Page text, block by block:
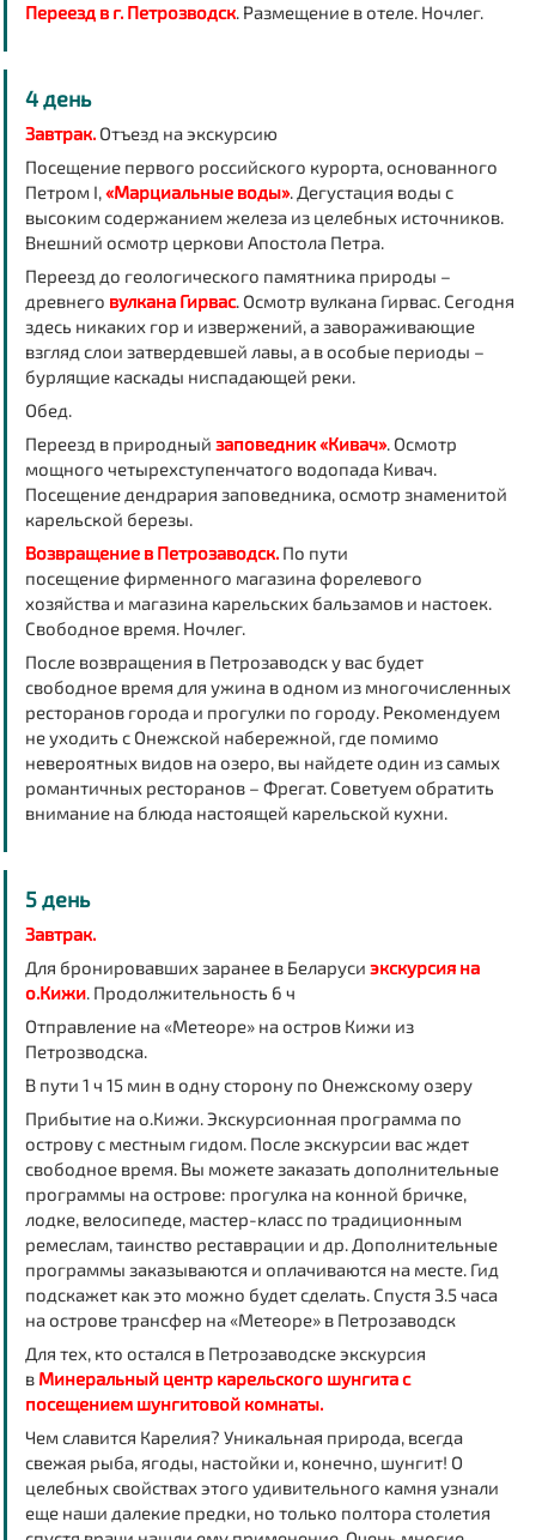
Переезд в г. Петрозводск. Размещение в отеле. Ночлег.
4 день
Завтрак.Отъезд на экскурсию
Посещение первого российского курорта, основанного
Петром I,«Марциальные воды». Дегустация воды с
высоким содержанием железа из целебных источников.
Внешний осмотр церкови Апостола Петра.
Переезд до геологического памятника природы –
древнего вулкана Гирвас. Осмотр вулкана Гирвас. Сегодня
здесь никаких гор и извержений, а завораживающие
взгляд слои затвердевшей лавы, а в особые периоды –
бурлящие каскады ниспадающей реки.
Обед.
Переезд в природный заповедник «Кивач». Осмотр
мощного четырехступенчатого водопада Кивач.
Посещение дендрария заповедника, осмотр знаменитой
карельской березы.
Возвращение в Петрозаводск.По пути
посещениефирменного магазина форелевого
хозяйстваи магазина карельских бальзамов и настоек.
Свободное время. Ночлег.
После возвращения в Петрозаводск у вас будет
свободное время для ужина в одном из многочисленных
ресторанов города и прогулки по городу. Рекомендуем
не уходить с Онежской набережной, где помимо
невероятных видов на озеро, вы найдете один из самых
романтичных ресторанов – Фрегат. Советуем обратить
внимание на блюда настоящей карельской кухни.
5 день
Завтрак.
Для бронировавших заранее в Беларуси экскурсияна
о.Кижи. Продолжительность 6 ч
Отправление на «Метеоре» на остров Кижи из
Петрозводска.
В пути 1 ч 15 мин в одну сторону по Онежскому озеру
Прибытие на о.Кижи. Экскурсионная программа по
острову с местным гидом. После экскурсии вас ждет
свободное время. Вы можете заказать дополнительные
программы на острове: прогулка на конной бричке,
лодке, велосипеде, мастер-класс по традиционным
ремеслам, таинство реставрации и др. Дополнительные
программы заказываются и оплачиваются на месте. Гид
подскажет как это можно будет сделать. Спустя 3.5 часа
на острове трансфер на «Метеоре» в Петрозаводск
Для тех, кто остался в Петрозаводскеэкскурсия
в Минеральный центр карельского шунгитас
посещением шунгитовой комнаты.
Чем славится Карелия? Уникальная природа, всегда
свежая рыба, ягоды, настойки и, конечно, шунгит! О
целебных свойствах этого удивительного камня узнали
еще наши далекие предки, но только полтора столетия